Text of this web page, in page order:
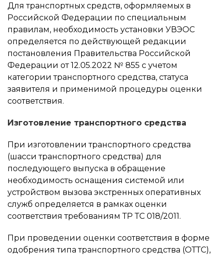
Для транспортных средств, оформляемых в
Российской Федерации по специальным
правилам, необходимость установки УВЭОС
определяется по действующей редакции
постановления Правительства Российской
Федерации от 12.05.2022 № 855 с учетом
категории транспортного средства, статуса
заявителя и применимой процедуры оценки
соответствия.
Изготовление транспортного средства
При изготовлении транспортного средства
(шасси транспортного средства) для
последующего выпуска в обращение
необходимость оснащения системой или
устройством вызова экстренных оперативных
служб определяется в рамках оценки
соответствия требованиям ТР ТС 018/2011.
При проведении оценки соответствия в форме
одобрения типа транспортного средства (ОТТС),